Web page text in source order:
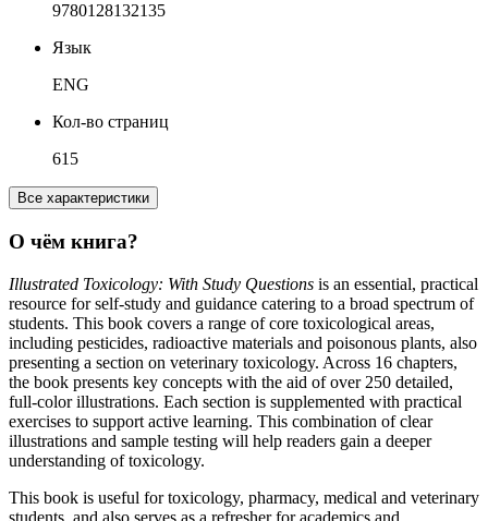
9780128132135
Язык
ENG
Кол-во страниц
615
Все характеристики
О чём книга?
Illustrated Toxicology: With Study Questions is an essential, practical
resource for self-study and guidance catering to a broad spectrum of
students. This book covers a range of core toxicological areas,
including pesticides, radioactive materials and poisonous plants, also
presenting a section on veterinary toxicology. Across 16 chapters,
the book presents key concepts with the aid of over 250 detailed,
full-color illustrations. Each section is supplemented with practical
exercises to support active learning. This combination of clear
illustrations and sample testing will help readers gain a deeper
understanding of toxicology.
This book is useful for toxicology, pharmacy, medical and veterinary
students, and also serves as a refresher for academics and